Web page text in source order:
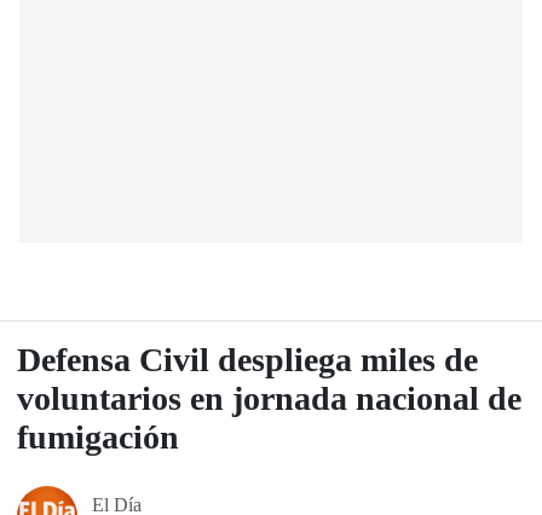
Defensa Civil despliega miles de
voluntarios en jornada nacional de
fumigación
El Día